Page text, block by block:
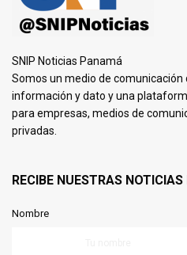
SNIP Noticias Panamá
Somos un medio de comunicación
información y dato y una
para empresas, medios de
privadas.
RECIBE NUESTRAS
Nombre